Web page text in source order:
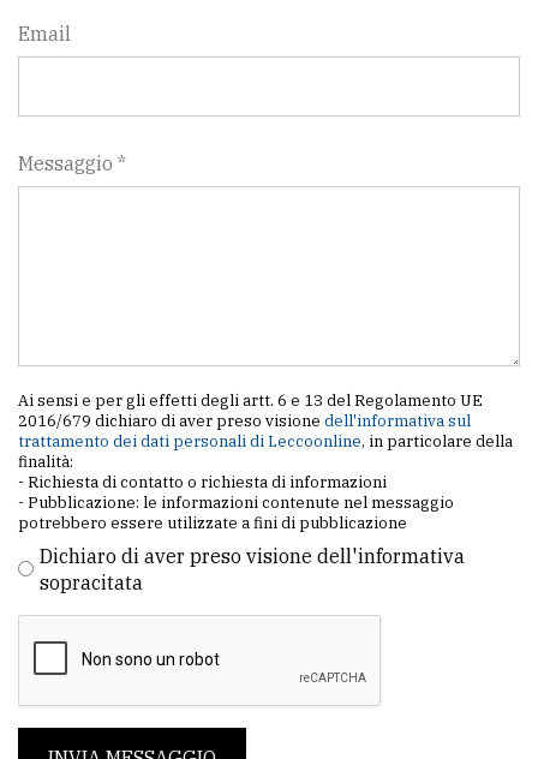
Email
Messaggio *
Ai sensi e per gli effetti degli artt. 6 e 13 del Regolamento UE
2016/679 dichiaro di aver preso visione dell'informativa sul
trattamento dei dati personali di Leccoonline, in particolare della
finalità:
- Richiesta di contatto o richiesta di informazioni
- Pubblicazione: le informazioni contenute nel messaggio
potrebbero essere utilizzate a fini di pubblicazione
Dichiaro di aver preso visione dell'informativa
sopracitata